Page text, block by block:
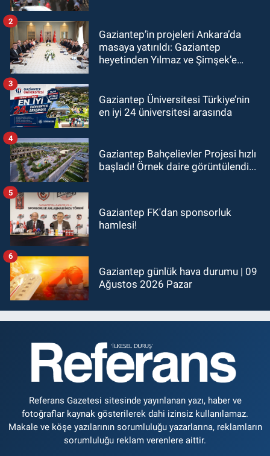
Gaziantep’in projeleri Ankara’da
masaya yatırıldı: Gaziantep
heyetinden Yılmaz ve Şimşek’e
2
Gaziantep Üniversitesi Türkiye’nin
en iyi 24 üniversitesi arasında
3
Gaziantep Bahçelievler Projesi hızlı
başladı! Örnek daire görüntülendi...
4
Gaziantep FK'dan sponsorluk
hamlesi!
5
Gaziantep günlük hava durumu | 09
Ağustos 2026 Pazar
6
Referans Gazetesi sitesinde yayınlanan yazı, haber ve
fotoğraflar kaynak gösterilerek dahi izinsiz kullanılamaz.
Makale ve köşe yazılarının sorumluluğu yazarlarına, reklamların
sorumluluğu reklam verenlere aittir.